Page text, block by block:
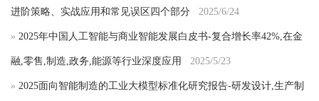
进阶策略、实战应用和常见误区四个部分 2025/6/24
» 2025年中国人工智能与商业智能发展白皮书-复合增长率42%,在金
融,零售,制造,政务,能源等行业深度应用 2025/5/23
» 2025面向智能制造的工业大模型标准化研究报告-研发设计,生产制